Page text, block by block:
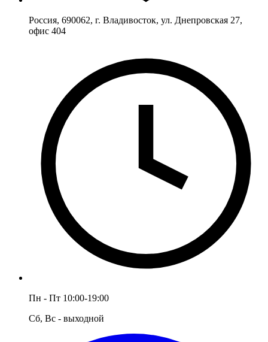
Россия, 690062, г. Владивосток, ул. Днепровская 27,
офис 404
Пн - Пт 10:00-19:00
Сб, Вс - выходной